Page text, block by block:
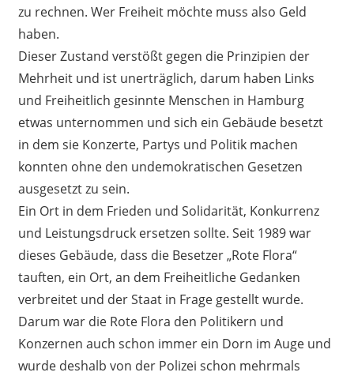
zu rechnen. Wer Freiheit möchte muss also Geld
haben.
Dieser Zustand verstößt gegen die Prinzipien der
Mehrheit und ist unerträglich, darum haben Links
und Freiheitlich gesinnte Menschen in Hamburg
etwas unternommen und sich ein Gebäude besetzt
in dem sie Konzerte, Partys und Politik machen
konnten ohne den undemokratischen Gesetzen
ausgesetzt zu sein.
Ein Ort in dem Frieden und Solidarität, Konkurrenz
und Leistungsdruck ersetzen sollte. Seit 1989 war
dieses Gebäude, dass die Besetzer „Rote Flora“
tauften, ein Ort, an dem Freiheitliche Gedanken
verbreitet und der Staat in Frage gestellt wurde.
Darum war die Rote Flora den Politikern und
Konzernen auch schon immer ein Dorn im Auge und
wurde deshalb von der Polizei schon mehrmals